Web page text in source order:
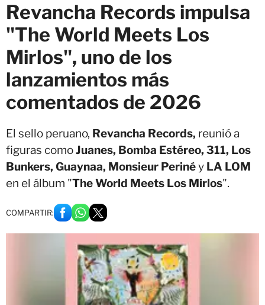
Revancha Records impulsa
"The World Meets Los
Mirlos", uno de los
lanzamientos más
comentados de 2026
El sello peruano, Revancha Records, reunió a
figuras comoJuanes, Bomba Estéreo, 311, Los
Bunkers, Guaynaa, Monsieur Perinéy LA LOM
en el álbum "The World Meets Los Mirlos".
COMPARTIR: